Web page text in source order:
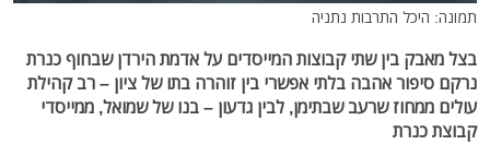
תמונה: היכל התרבות נתניה
בצל מאבק בין שתי קבוצות המייסדים על אדמת הירדן שבחוף כנרת
נרקם סיפור אהבה בלתי אפשרי בין זוהרה בתו של ציון – רב קהילת
עולים ממחוז שרעב שבתימן, לבין גדעון – בנו של שמואל, ממייסדי
קבוצת כנרת